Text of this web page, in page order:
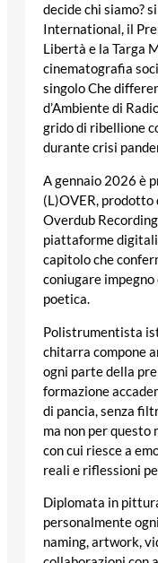
decide chi siamo?
International, il
Libertà e la Targa
cinematografia
singolo Che
d’Ambiente di
grido di ribellione
durante crisi
A gennaio 2026 è
(L)OVER, prodotto
Overdub
piattaforme
capitolo che
coniugare
poetica.
Polistrumentista
chitarra compone
ogni parte della
formazione
di pancia, senza
ma non per
con cui riesce a
reali e riflessioni
Diplomata in
personalmente
naming, artwork,